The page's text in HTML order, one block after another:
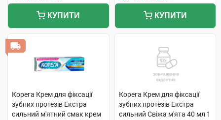
КУПИТИ КУПИТИ
Корега Крем для фіксації
зубних протезів Екстра
сильний м'ятний смак крем
Корега Крем для фіксації
зубних протезів Екстра
сильний Свіжа м'ята 40 мл 1